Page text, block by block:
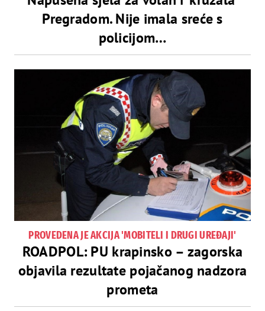
Pregradom. Nije imala sreće s
policijom…
PROVEDENA JE AKCIJA 'MOBITELI I DRUGI UREĐAJI'
ROADPOL: PU krapinsko – zagorska
objavila rezultate pojačanog nadzora
prometa